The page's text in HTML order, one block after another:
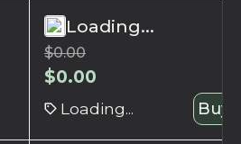
Loading...
$0.00
$0.00
Loading... Buy